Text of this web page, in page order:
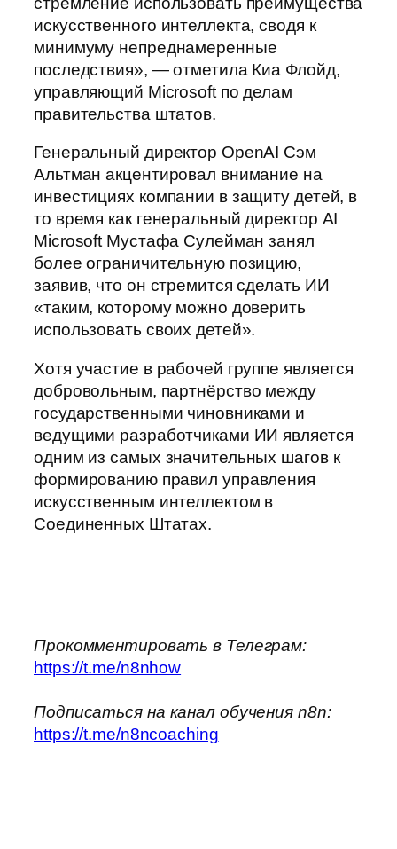
искусственного интеллекта, сводя к
минимуму непреднамеренные
последствия», — отметила Киа Флойд,
управляющий Microsoft по делам
правительства штатов.
Генеральный директор OpenAI Сэм
Альтман акцентировал внимание на
инвестициях компании в защиту детей, в
то время как генеральный директор AI
Microsoft Мустафа Сулейман занял
более ограничительную позицию,
заявив, что он стремится сделать ИИ
«таким, которому можно доверить
использовать своих детей».
Хотя участие в рабочей группе является
добровольным, партнёрство между
государственными чиновниками и
ведущими разработчиками ИИ является
одним из самых значительных шагов к
формированию правил управления
искусственным интеллектом в
Соединенных Штатах.
Прокомментировать в Телеграм:
https://t.me/n8nhow
Подписаться на канал обучения n8n:
https://t.me/n8ncoaching